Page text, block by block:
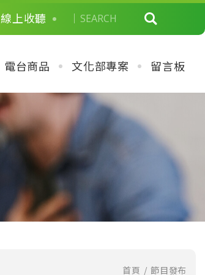
線上收聽
電台商品 文化部專案 留言板
首頁 節目發布